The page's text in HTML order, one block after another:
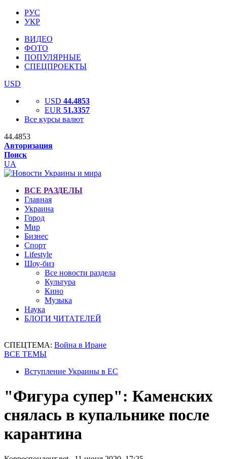
РУС
УКР
ВИДЕО
ФОТО
ПОПУЛЯРНЫЕ
СПЕЦПРОЕКТЫ
USD
USD 44.4853
EUR 51.3357
Все курсы валют
44.4853
Авторизация
Поиск
UA
ВСЕ РАЗДЕЛЫ
Главная
Украина
Город
Мир
Бизнес
Спорт
Lifestyle
Шоу-биз
Все новости раздела
Культура
Кино
Музыка
Наука
БЛОГИ ЧИТАТЕЛЕЙ
СПЕЦТЕМА: Война в Иране
ВСЕ ТЕМЫ
Вступление Украины в ЕС
"Фигура супер": Каменских
снялась в купальнике после
карантина